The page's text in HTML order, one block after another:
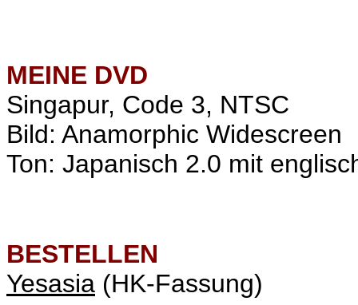
MEINE DVD
Singapur, Code 3, NTSC
Bild: Anamorphic Widescreen
Ton: Japanisch 2.0 mit
BESTELLEN
Yesasia (HK-Fassung)